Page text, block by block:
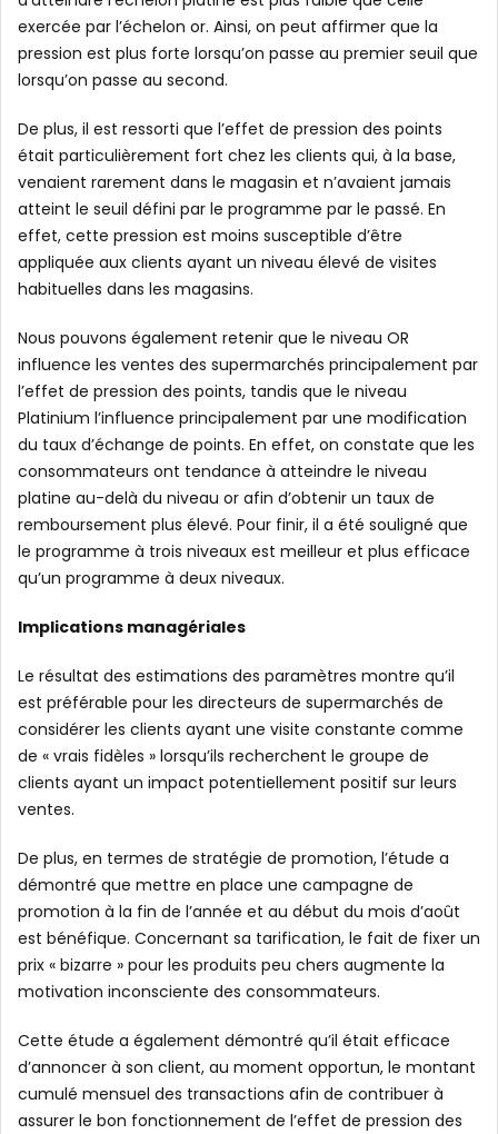
exercée par l’échelon or. Ainsi, on peut affirmer que la
pression est plus forte lorsqu’on passe au premier seuil que
lorsqu’on passe au second.
De plus, il est ressorti que l’effet de pression des points
était particulièrement fort chez les clients qui, à la base,
venaient rarement dans le magasin et n’avaient jamais
atteint le seuil défini par le programme par le passé. En
effet, cette pression est moins susceptible d’être
appliquée aux clients ayant un niveau élevé de visites
habituelles dans les magasins.
Nous pouvons également retenir que le niveau OR
influence les ventes des supermarchés principalement par
l’effet de pression des points, tandis que le niveau
Platinium l’influence principalement par une modification
du taux d’échange de points. En effet, on constate que les
consommateurs ont tendance à atteindre le niveau
platine au-delà du niveau or afin d’obtenir un taux de
remboursement plus élevé. Pour finir, il a été souligné que
le programme à trois niveaux est meilleur et plus efficace
qu’un programme à deux niveaux.
Implications managériales
Le résultat des estimations des paramètres montre qu’il
est préférable pour les directeurs de supermarchés de
considérer les clients ayant une visite constante comme
de « vrais fidèles » lorsqu’ils recherchent le groupe de
clients ayant un impact potentiellement positif sur leurs
ventes.
De plus, en termes de stratégie de promotion, l’étude a
démontré que mettre en place une campagne de
promotion à la fin de l’année et au début du mois d’août
est bénéfique. Concernant sa tarification, le fait de fixer un
prix « bizarre » pour les produits peu chers augmente la
motivation inconsciente des consommateurs.
Cette étude a également démontré qu’il était efficace
d’annoncer à son client, au moment opportun, le montant
cumulé mensuel des transactions afin de contribuer à
assurer le bon fonctionnement de l’effet de pression des